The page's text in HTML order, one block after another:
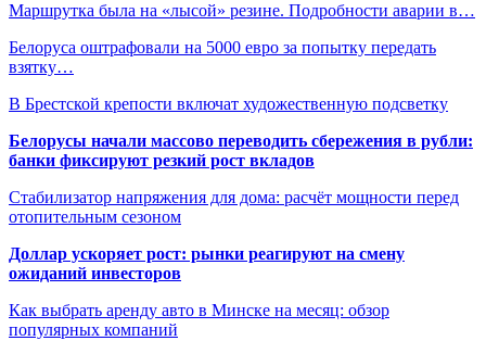
Маршрутка была на «лысой» резине. Подробности аварии в…
Белоруса оштрафовали на 5000 евро за попытку передать
взятку…
В Брестской крепости включат художественную подсветку
Белорусы начали массово переводить сбережения в рубли:
банки фиксируют резкий рост вкладов
Стабилизатор напряжения для дома: расчёт мощности перед
отопительным сезоном
Доллар ускоряет рост: рынки реагируют на смену
ожиданий инвесторов
Как выбрать аренду авто в Минске на месяц: обзор
популярных компаний